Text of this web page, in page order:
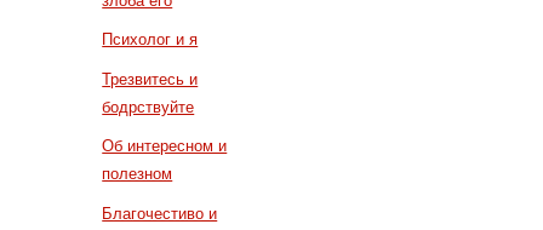
Психолог и я
Трезвитесь и
бодрствуйте
Об интересном и
полезном
Благочестиво и